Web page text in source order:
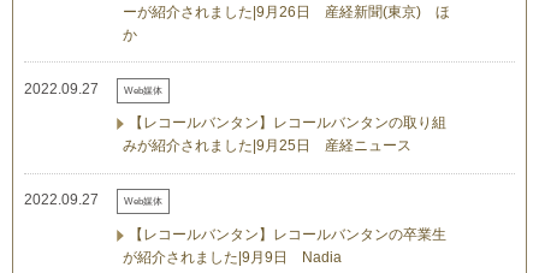
ーが紹介されました|9月26日 産経新聞(東京) ほ
か
2022.09.27 Web媒体
【レコールバンタン】レコールバンタンの取り組
みが紹介されました|9月25日 産経ニュース
2022.09.27 Web媒体
【レコールバンタン】レコールバンタンの卒業生
が紹介されました|9月9日 Nadia